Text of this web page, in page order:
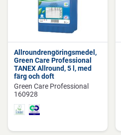
Allroundrengöringsmedel,
Green Care Professional
TANEX Allround, 5 l, med
färg och doft
Green Care Professional
160928